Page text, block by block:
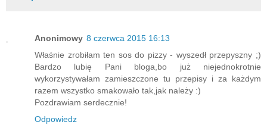
Anonimowy 8 czerwca 2015 16:13
Właśnie zrobiłam ten sos do pizzy - wyszedł przepyszny ;)
Bardzo lubię Pani bloga,bo już niejednokrotnie
wykorzystywałam zamieszczone tu przepisy i za każdym
razem wszystko smakowało tak,jak należy :)
Pozdrawiam serdecznie!
Odpowiedz